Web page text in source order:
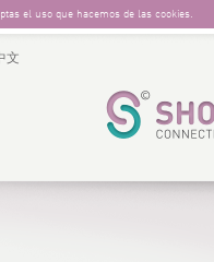
el uso que hacemos de las cookies.
文